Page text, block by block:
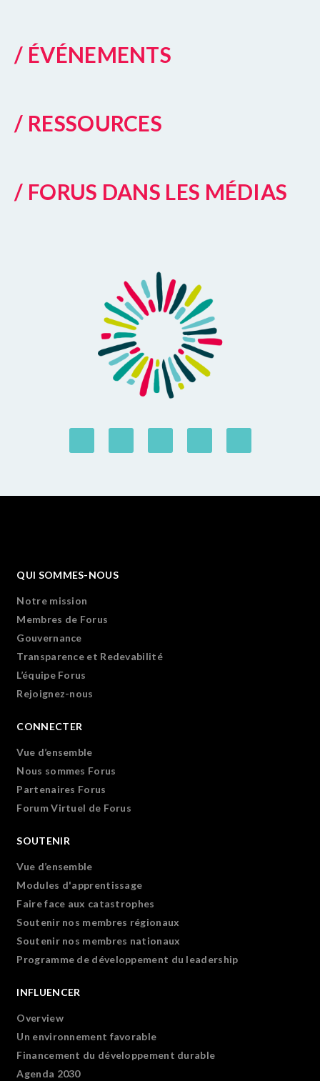
/ ÉVÉNEMENTS
/ RESSOURCES
/ FORUS DANS LES MÉDIAS
QUI SOMMES-NOUS
Notre mission
Membres de Forus
Gouvernance
Transparence et Redevabilité
L’équipe Forus
Rejoignez-nous
CONNECTER
Vue d’ensemble
Nous sommes Forus
Partenaires Forus
Forum Virtuel de Forus
SOUTENIR
Vue d’ensemble
Modules d'apprentissage
Faire face aux catastrophes
Soutenir nos membres régionaux
Soutenir nos membres nationaux
Programme de développement du leadership
INFLUENCER
Overview
Un environnement favorable
Financement du développement durable
Agenda 2030